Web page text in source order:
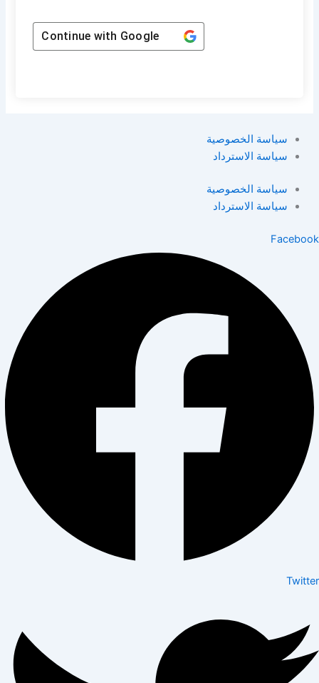
Continue with Google
سياسة الخصوصية
سياسة الاسترداد
سياسة الخصوصية
سياسة الاسترداد
Facebook
Twitter